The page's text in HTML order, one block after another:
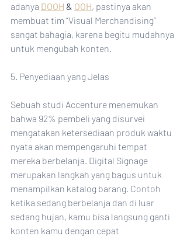
adanya DOOH & OOH, pastinya akan
membuat tim “Visual Merchandising”
sangat bahagia, karena begitu mudahnya
untuk mengubah konten.
5. Penyediaan yang Jelas
Sebuah studi Accenture menemukan
bahwa 92% pembeli yang disurvei
mengatakan ketersediaan produk waktu
nyata akan mempengaruhi tempat
mereka berbelanja. Digital Signage
merupakan langkah yang bagus untuk
menampilkan katalog barang. Contoh
ketika sedang berbelanja dan di luar
sedang hujan, kamu bisa langsung ganti
konten kamu dengan cepat